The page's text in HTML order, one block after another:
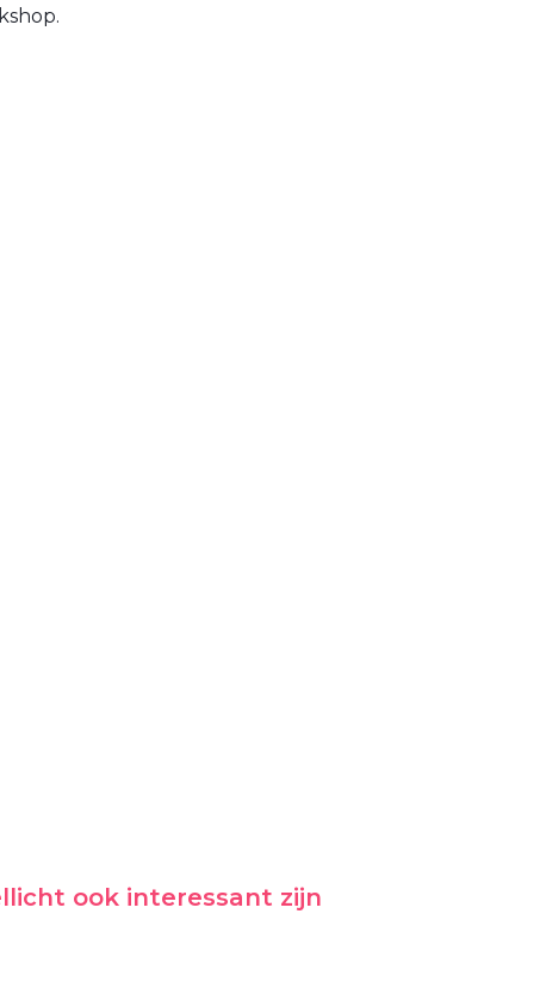
ook interessant zijn